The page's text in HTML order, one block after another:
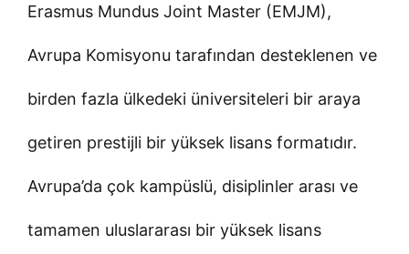
Erasmus Mundus Joint Master (EMJM),
Avrupa Komisyonu tarafından desteklenen ve
birden fazla ülkedeki üniversiteleri bir araya
getiren prestijli bir yüksek lisans formatıdır.
Avrupa’da çok kampüslü, disiplinler arası ve
tamamen uluslararası bir yüksek lisans